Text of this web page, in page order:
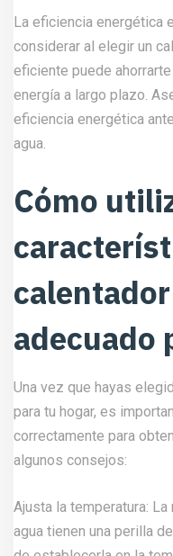
La eficiencia energética
considerar al elegir un
eficiente puede
energía a largo plazo.
eficiencia energética
agua.
Cómo
adecuado
Una vez que hayas
para tu hogar, es
correctamente para
algunos consejos:
Ajusta la temperatura:
agua tienen una perilla